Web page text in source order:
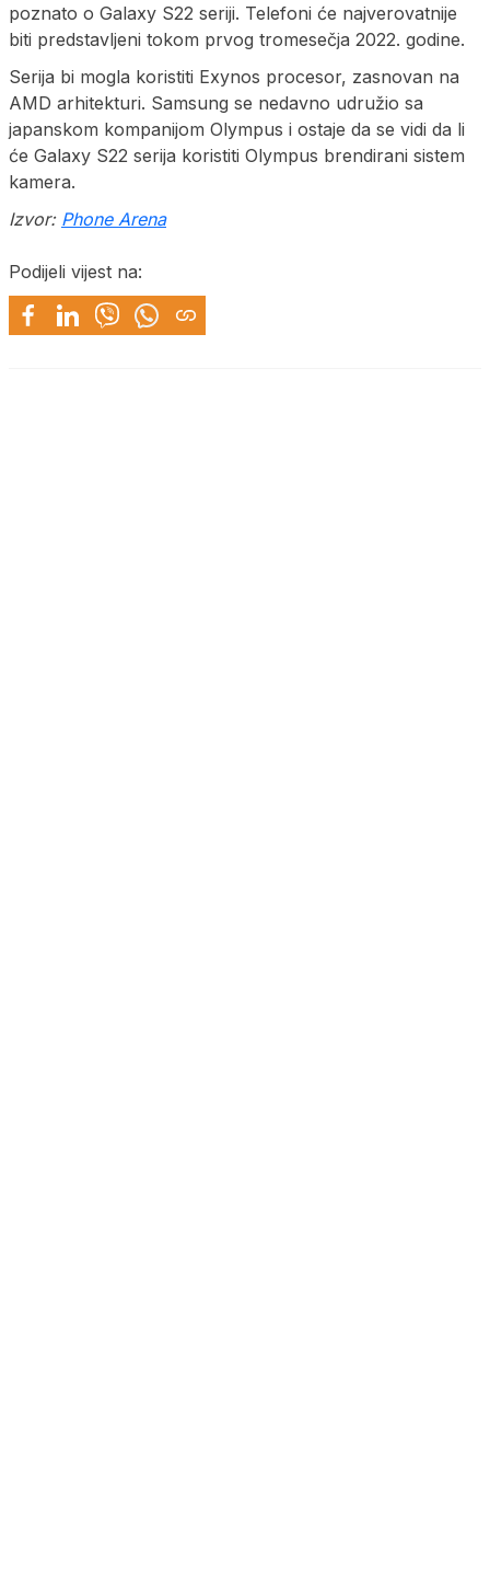
poznato o Galaxy S22 seriji. Telefoni će najverovatnije
biti predstavljeni tokom prvog tromesečja 2022. godine.
Serija bi mogla koristiti Exynos procesor, zasnovan na
AMD arhitekturi. Samsung se nedavno udružio sa
japanskom kompanijom Olympus i ostaje da se vidi da li
će Galaxy S22 serija koristiti Olympus brendirani sistem
kamera.
Izvor: Phone Arena
Podijeli vijest na: